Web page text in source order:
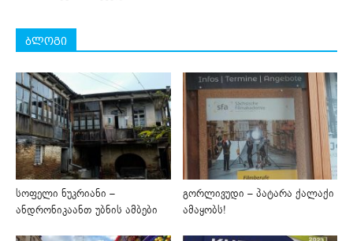
ბლოგი
სოფელი ნუკრიანი –
ანდრონიკაანთ უბნის ამბები
გორლივუდი – პატარა ქალაქი
ამაყობს!